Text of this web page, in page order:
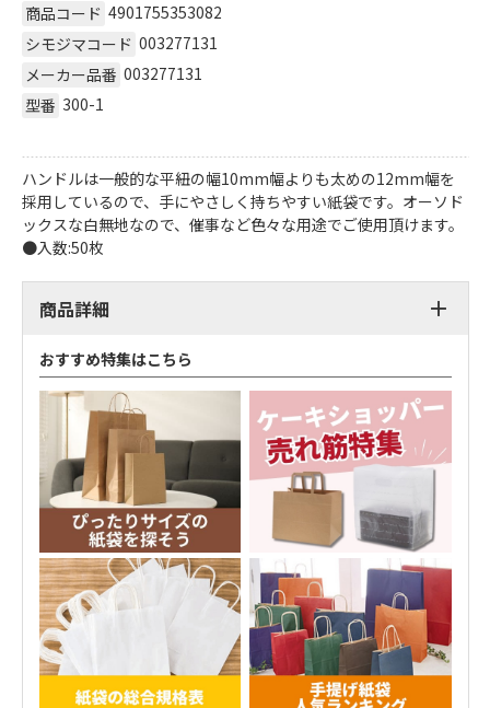
商品コード 4901755353082
シモジマコード 003277131
メーカー品番 003277131
型番 300-1
ハンドルは一般的な平紐の幅10mm幅よりも太めの12mm幅を
採用しているので、手にやさしく持ちやすい紙袋です。オーソド
ックスな白無地なので、催事など色々な用途でご使用頂けます。
●入数:50枚
商品詳細
おすすめ特集はこちら